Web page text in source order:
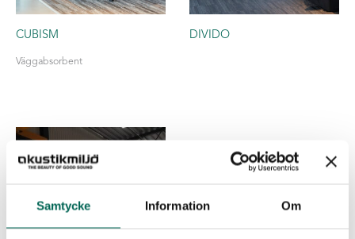
Samtycke Information Om
CUBISM
Väggabsorbent
DIVIDO